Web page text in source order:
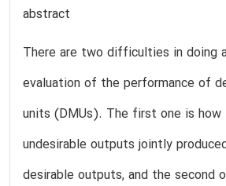
abstract
There are two difficulties in doing
evaluation of the performance of
units (DMUs). The first one is
undesirable outputs jointly
desirable outputs, and the second